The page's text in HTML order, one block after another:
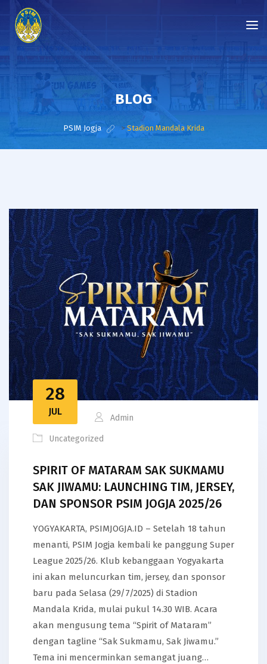
BLOG
PSIM Jogja >Stadion Mandala Krida
28
JUL
Admin
Uncategorized
SPIRIT OF MATARAM SAK SUKMAMU
SAK JIWAMU: LAUNCHING TIM, JERSEY,
DAN SPONSOR PSIM JOGJA 2025/26
YOGYAKARTA, PSIMJOGJA.ID – Setelah 18 tahun
menanti, PSIM Jogja kembali ke panggung Super
League 2025/26. Klub kebanggaan Yogyakarta
ini akan meluncurkan tim, jersey, dan sponsor
baru pada Selasa (29/7/2025) di Stadion
Mandala Krida, mulai pukul 14.30 WIB. Acara
akan mengusung tema “Spirit of Mataram”
dengan tagline “Sak Sukmamu, Sak Jiwamu.”
Tema ini mencerminkan semangat juang…